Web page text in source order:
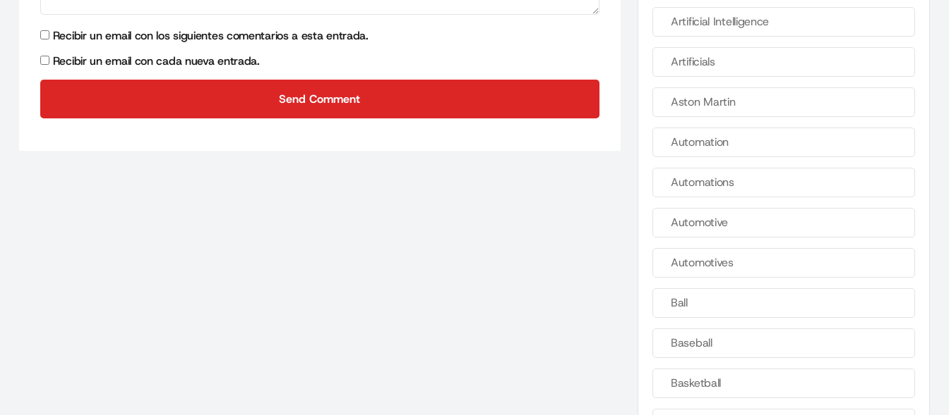
Recibir un email con los siguientes comentarios a esta entrada.
Recibir un email con cada nueva entrada.
Send Comment
Artificial Intelligence
Artificials
Aston Martin
Automation
Automations
Automotive
Automotives
Ball
Baseball
Basketball